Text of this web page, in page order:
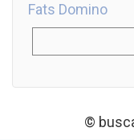
Fats Domino
©